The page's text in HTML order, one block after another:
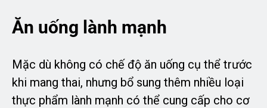
Ăn uống lành mạnh
Mặc dù không có chế độ ăn uống cụ thể trước
khi mang thai, nhưng bổ sung thêm nhiều loại
thực phẩm lành mạnh có thể cung cấp cho cơ